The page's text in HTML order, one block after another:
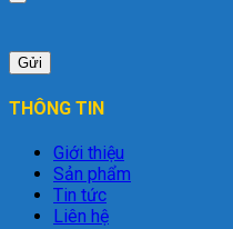
THÔNG TIN
Giới thiệu
Sản phẩm
Tin tức
Liên hệ